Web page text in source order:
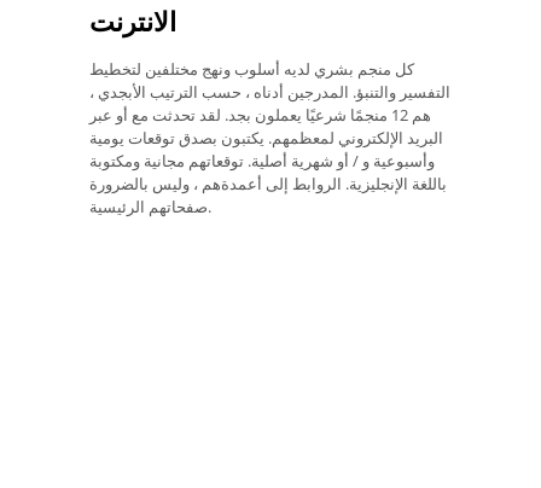
الانترنت
كل منجم بشري لديه أسلوب ونهج مختلفين لتخطيط
التفسير والتنبؤ. المدرجين أدناه ، حسب الترتيب الأبجدي ،
هم 12 منجمًا شرعيًا يعملون بجد. لقد تحدثت مع أو عبر
البريد الإلكتروني لمعظمهم. يكتبون بصدق توقعات يومية
وأسبوعية و / أو شهرية أصلية. توقعاتهم مجانية ومكتوبة
باللغة الإنجليزية. الروابط إلى أعمدةهم ، وليس بالضرورة
صفحاتهم الرئيسية.